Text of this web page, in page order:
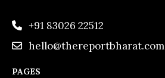
+91 83026 22512
hello@thereportbharat.com
PAGES